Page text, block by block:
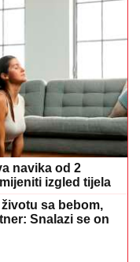
navika od 2
izgled tijela
sa bebom,
Snalazi se on